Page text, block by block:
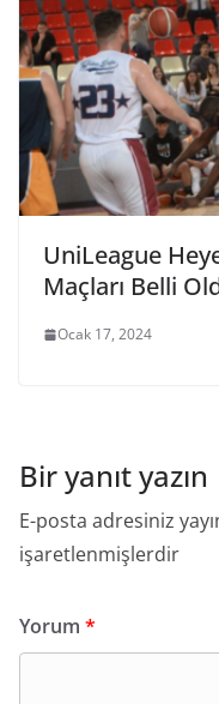
UniLeague
Maçları Belli
Ocak 17, 2024
Bir yanıt yazın
E-posta adresiniz
işaretlenmişlerdir
Yorum *